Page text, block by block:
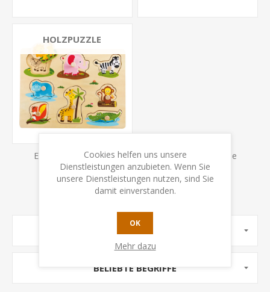
HOLZPUZZLE
Es wurden keine Produkte gefunden, die Ihrer Suche
entsprechen
BELIEBTE BEGRIFFE
Cookies helfen uns unsere
Dienstleistungen anzubieten. Wenn Sie
unsere Dienstleistungen nutzen, sind Sie
damit einverstanden.
OK
Mehr dazu